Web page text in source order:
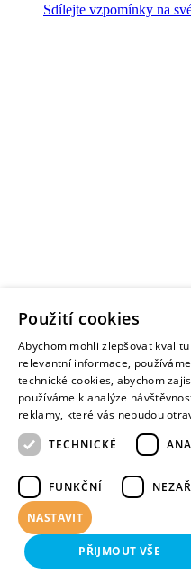
Sdílejte vzpomínky na
Použití cookies
Abychom mohli zlepšovat
relevantní informace,
technické cookies, abychom
používáme k analýze
reklamy, které vás nebudou
TECHNICKÉ
FUNKČNÍ
NASTAVIT
PŘIJMOUT VŠE